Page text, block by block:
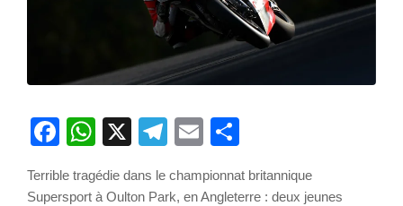
Facebook
WhatsApp
X Telegram
Email
Terrible tragédie dans le championnat britannique
Supersport à Oulton Park, en Angleterre : deux jeunes